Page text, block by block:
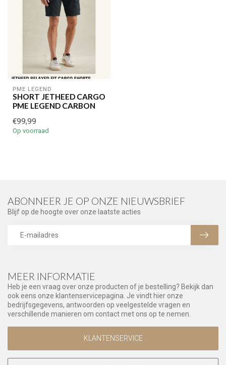
PME LEGEND
SHORT JETHEED CARGO
PME LEGEND CARBON
€99,99
Op voorraad
MEER INFORMATIE
Heb je een vraag over onze producten of je bestelling? Bekijk dan
ook eens onze klantenservicepagina. Je vindt hier onze
bedrijfsgegevens, antwoorden op veelgestelde vragen en
verschillende manieren om contact met ons op te nemen.
KLANTENSERVICE
ABONNEER JE OP ONZE NIEUWSBRIEF
Blijf op de hoogte over onze laatste acties